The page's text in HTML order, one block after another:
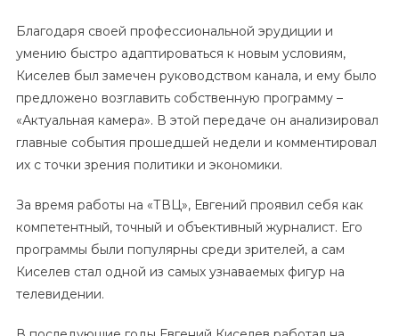
Благодаря своей профессиональной эрудиции и
умению быстро адаптироваться к новым условиям,
Киселев был замечен руководством канала, и ему было
предложено возглавить собственную программу –
«Актуальная камера». В этой передаче он анализировал
главные события прошедшей недели и комментировал
их с точки зрения политики и экономики.
За время работы на «ТВЦ», Евгений проявил себя как
компетентный, точный и объективный журналист. Его
программы были популярны среди зрителей, а сам
Киселев стал одной из самых узнаваемых фигур на
телевидении.